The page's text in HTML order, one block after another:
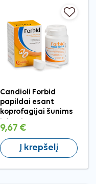
Candioli Forbid
papildai esant
koprofagijai šunims
9,67 €
Į krepšelį